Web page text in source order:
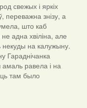
свежых і яркіх
переважна знізу, а
што каб
адна хвіліна, але
на калужыну.
Гараднічанка
равела і на
там было